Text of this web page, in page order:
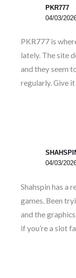
PKR777
04/03/
PKR777 is
lately. The site
and they seem
regularly. Give
04/03/
Shahspin has a
games. Been
and the
if you’re a slot